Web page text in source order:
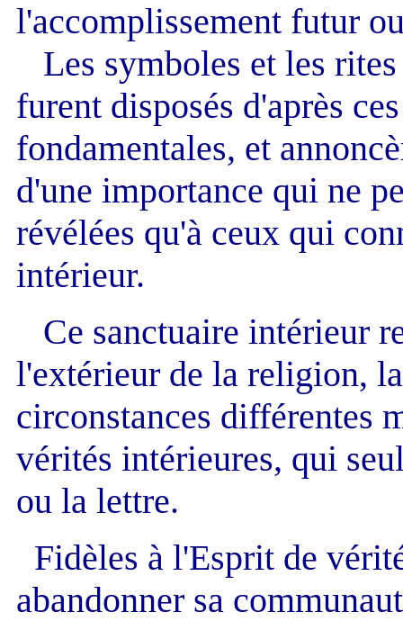
l'accomplissement futur
Les symboles et les
furent disposés d'après
fondamentales, et
d'une importance qui ne
révélées qu'à ceux qui
intérieur.
Ce sanctuaire intérieur
l'extérieur de la religion,
circonstances différentes
vérités intérieures, qui
ou la lettre.
Fidèles à l'Esprit de
abandonner sa